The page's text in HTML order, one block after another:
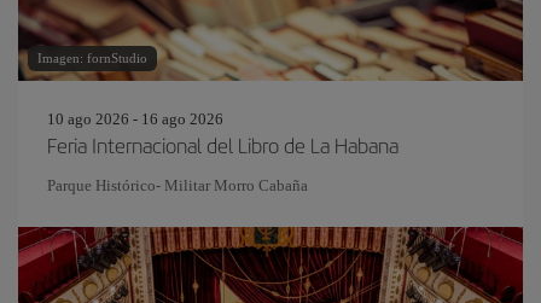
Imagen: fornStudio
10 ago 2026 - 16 ago 2026
Feria Internacional del Libro de La Habana
Parque Histórico- Militar Morro Cabaña